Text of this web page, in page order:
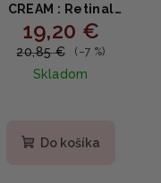
CREAM : Retinal
Liposome 1% +
Fermented Rice -
Omladzujúci krém s
retinalom 50ml
19,20 €
20,85 € (–7 %)
Skladom
produktu
Do košíka